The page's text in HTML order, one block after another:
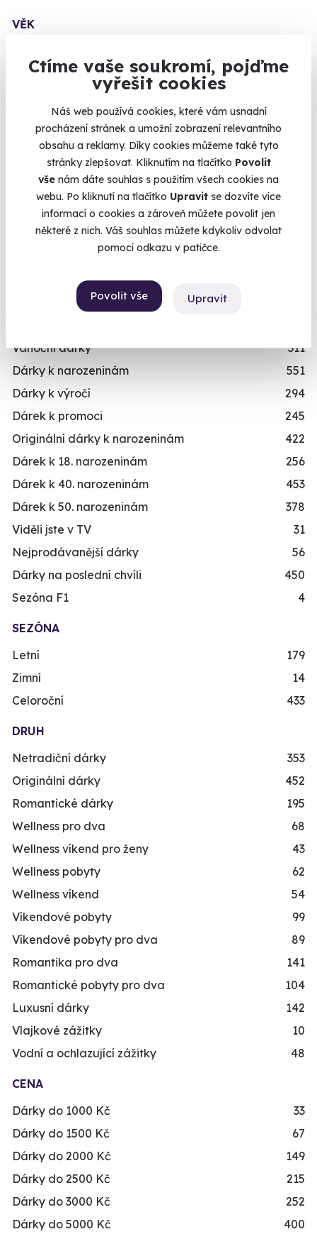
Ctíme vaše soukromí, pojďme
vyřešit cookies
Náš web používá cookies, které vám usnadní
procházení stránek a umožní zobrazení relevantního
obsahu a reklamy. Díky cookies můžeme také tyto
stránky zlepšovat. Kliknutím na tlačítko Povolit
vše nám dáte souhlas s použitím všech cookies na
webu. Po kliknutí na tlačítko Upravit se dozvíte více
informací o cookies a zároveň můžete povolit jen
některé z nich. Váš souhlas můžete kdykoliv odvolat
pomocí odkazu v patičce.
Povolit vše Upravit
VĚK
Teenager/Teenagerka
209
Třicátník/třicátnice
Ještě není v důchodu/V nejlepších letech
Dědeček/babička
Dítě/dítko
Relaxační zážitky
Adrenalinové zážitky
PŘILEŽITOST
Vánoční dárky
311
Dárky k narozeninám
551
Dárky k výročí
294
Dárek k promoci
245
Originální dárky k narozeninám
422
Dárek k 18. narozeninám
256
Dárek k 40. narozeninám
453
Dárek k 50. narozeninám
378
Viděli jste v TV
31
Nejprodávanější dárky
56
Dárky na poslední chvíli
450
Sezóna F1
4
SEZÓNA
Letní
179
Zimní
14
Celoroční
433
DRUH
Netradiční dárky
353
Originální dárky
452
Romantické dárky
195
Wellness pro dva
68
Wellness víkend pro ženy
43
Wellness pobyty
62
Wellness víkend
54
Víkendové pobyty
99
Víkendové pobyty pro dva
89
Romantika pro dva
141
Romantické pobyty pro dva
104
Luxusní dárky
142
Vlajkové zážitky
10
Vodní a ochlazující zážitky
48
CENA
Dárky do 1000 Kč
33
Dárky do 1500 Kč
67
Dárky do 2000 Kč
149
Dárky do 2500 Kč
215
Dárky do 3000 Kč
252
Dárky do 5000 Kč
400